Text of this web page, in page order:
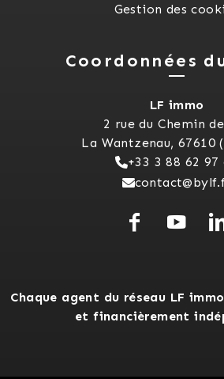
Gestion des
Coordonnées
LF immo
2 rue du Chemin
La Wantzenau, 67610
+33 3 88 62 97
Chaque agent du réseau LF
et financièrement